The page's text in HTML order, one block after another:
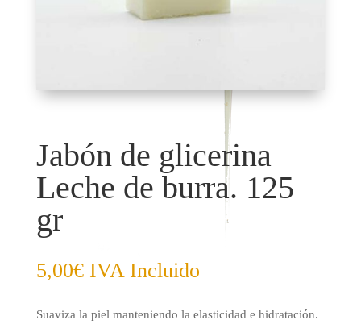
Jabón de glicerina
Leche de burra. 125
gr
5,00€ IVA Incluido
Suaviza la piel manteniendo la elasticidad e hidratación.